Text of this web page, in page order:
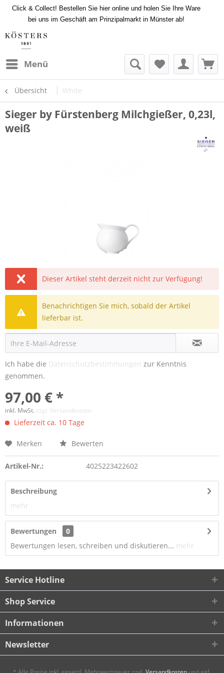
Click & Collect! Bestellen Sie hier online und holen Sie Ihre Ware
bei uns im Geschäft am Prinzipalmarkt in Münster ab!
Menü
Übersicht White
Sieger by Fürstenberg Milchgießer, 0,23l,
weiß
Dieser Artikel steht derzeit nicht zur Verfügung!
Benachrichtigen Sie mich, sobald der Artikel
lieferbar ist.
Ich habe die Datenschutzbestimmungen zur Kenntnis
genommen.
97,00 € *
inkl. MwSt. zzgl. Versandkosten
Lieferzeit ca. 10 Tage
Merken Bewerten
Artikel-Nr.: 4025223422602
Beschreibung
mehr
Bewertungen
0
Bewertungen lesen, schreiben und diskutieren... mehr
Service Hotline
Shop Service
Informationen
Newsletter